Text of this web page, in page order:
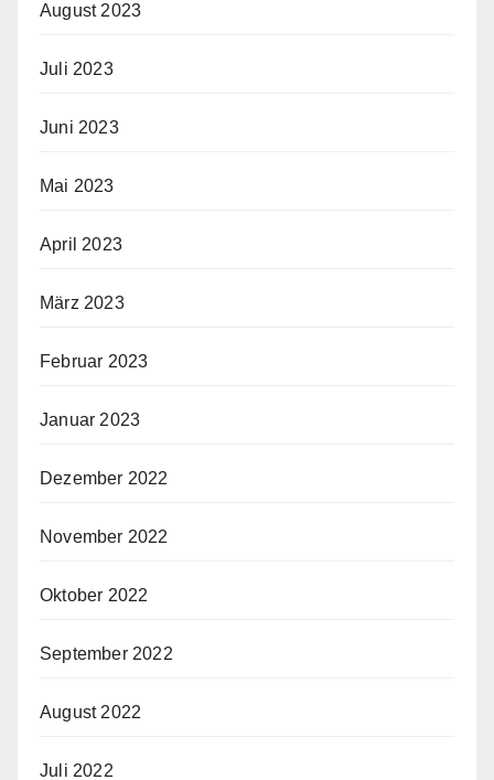
August 2023
Juli 2023
Juni 2023
Mai 2023
April 2023
März 2023
Februar 2023
Januar 2023
Dezember 2022
November 2022
Oktober 2022
September 2022
August 2022
Juli 2022